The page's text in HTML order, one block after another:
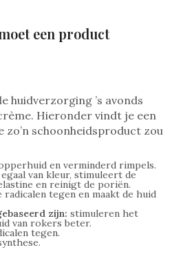
een product
huidverzorging ’s avonds
Hieronder vindt je een
schoonheidsproduct zou
en verminderd rimpels.
van kleur, stimuleert de
en reinigt de poriën.
radicalen tegen en maakt de huid
zijn: stimuleren het
van rokers beter.
tegen.